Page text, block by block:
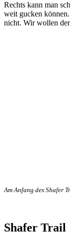
Rechts kann man
weit gucken
nicht. Wir wollen
Am Anfang des Shafer
Shafer Trail